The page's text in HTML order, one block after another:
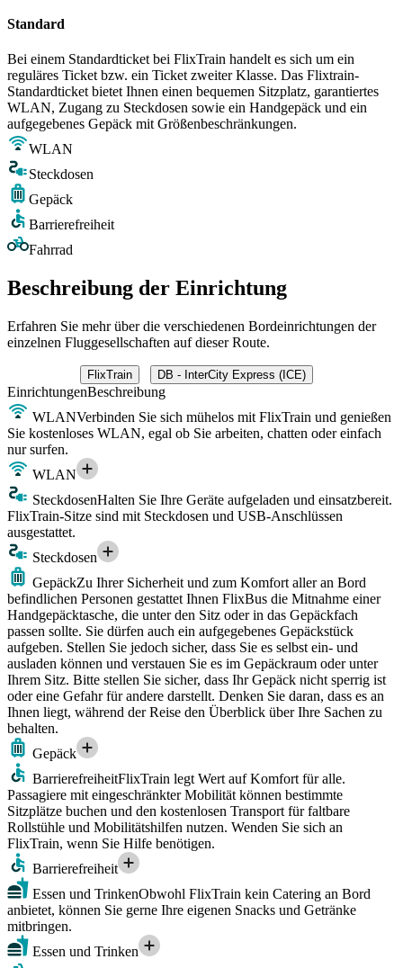
Standard
Bei einem Standardticket bei FlixTrain handelt es sich um ein
reguläres Ticket bzw. ein Ticket zweiter Klasse. Das Flixtrain-
Standardticket bietet Ihnen einen bequemen Sitzplatz, garantiertes
WLAN, Zugang zu Steckdosen sowie ein Handgepäck und ein
aufgegebenes Gepäck mit Größenbeschränkungen.
WLAN
Steckdosen
Gepäck
Barrierefreiheit
Fahrrad
Beschreibung der Einrichtung
Erfahren Sie mehr über die verschiedenen Bordeinrichtungen der
einzelnen Fluggesellschaften auf dieser Route.
FlixTrain DB - InterCity Express (ICE)
EinrichtungenBeschreibung
WLANVerbinden Sie sich mühelos mit FlixTrain und genießen
Sie kostenloses WLAN, egal ob Sie arbeiten, chatten oder einfach
nur surfen.
WLAN
SteckdosenHalten Sie Ihre Geräte aufgeladen und einsatzbereit.
FlixTrain-Sitze sind mit Steckdosen und USB-Anschlüssen
ausgestattet.
Steckdosen
GepäckZu Ihrer Sicherheit und zum Komfort aller an Bord
befindlichen Personen gestattet Ihnen FlixBus die Mitnahme einer
Handgepäcktasche, die unter den Sitz oder in das Gepäckfach
passen sollte. Sie dürfen auch ein aufgegebenes Gepäckstück
aufgeben. Stellen Sie jedoch sicher, dass Sie es selbst ein- und
ausladen können und verstauen Sie es im Gepäckraum oder unter
Ihrem Sitz. Bitte stellen Sie sicher, dass Ihr Gepäck nicht sperrig ist
oder eine Gefahr für andere darstellt. Denken Sie daran, dass es an
Ihnen liegt, während der Reise den Überblick über Ihre Sachen zu
behalten.
Gepäck
BarrierefreiheitFlixTrain legt Wert auf Komfort für alle.
Passagiere mit eingeschränkter Mobilität können bestimmte
Sitzplätze buchen und den kostenlosen Transport für faltbare
Rollstühle und Mobilitätshilfen nutzen. Wenden Sie sich an
FlixTrain, wenn Sie Hilfe benötigen.
Barrierefreiheit
Essen und TrinkenObwohl FlixTrain kein Catering an Bord
anbietet, können Sie gerne Ihre eigenen Snacks und Getränke
mitbringen.
Essen und Trinken